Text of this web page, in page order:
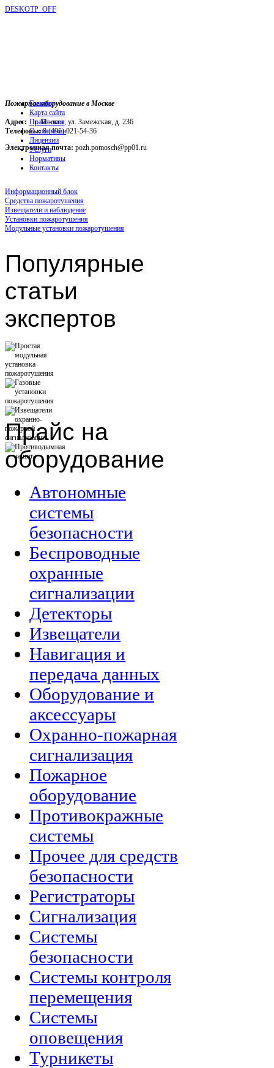
DESKOTP_OFF
Пожарное оборудование в Москве
Адрес: г. Москва, ул. Замежская, д. 236
Телефоны:8 (495) 021-54-36
Электронная почта: pozh.pomosch@pp01.ru
Главная
Карта сайта
Прайс-лист
О компании
Лицензии
Услуги
Нормативы
Контакты
Информационный блок
Средства пожаротушения
Извещатели и наблюдение
Установки пожаротушения
Модульные установки пожаротушения
Популярные
статьи
экспертов
Прайс на
оборудование
Автономные
системы
безопасности
Беспроводные
охранные
сигнализации
Детекторы
Извещатели
Навигация и
передача данных
Оборудование и
аксессуары
Охранно-пожарная
сигнализация
Пожарное
оборудование
Противокражные
системы
Прочее для средств
безопасности
Регистраторы
Сигнализация
Системы
безопасности
Системы контроля
перемещения
Системы
оповещения
Турникеты